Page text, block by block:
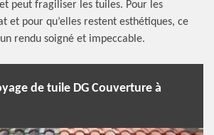
peut fragiliser les tuiles. Pour les
et pour qu’elles restent esthétiques, ce
rendu soigné et impeccable.
de tuile DG Couverture à